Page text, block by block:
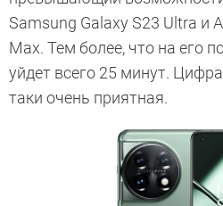
Samsung Galaxy S23 Ultra и
Max. Тем более, что на его
уйдет всего 25 минут.
таки очень приятная.